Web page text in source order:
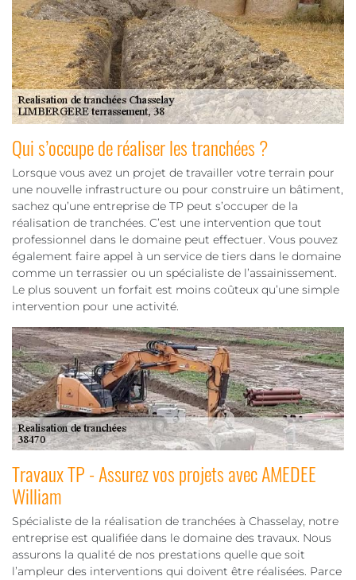
Qui s’occupe de réaliser les tranchées ?
Lorsque vous avez un projet de travailler votre terrain pour
une nouvelle infrastructure ou pour construire un bâtiment,
sachez qu’une entreprise de TP peut s’occuper de la
réalisation de tranchées. C’est une intervention que tout
professionnel dans le domaine peut effectuer. Vous pouvez
également faire appel à un service de tiers dans le domaine
comme un terrassier ou un spécialiste de l’assainissement.
Le plus souvent un forfait est moins coûteux qu’une simple
intervention pour une activité.
Travaux TP - Assurez vos projets avec AMEDEE
William
Spécialiste de la réalisation de tranchées à Chasselay, notre
entreprise est qualifiée dans le domaine des travaux. Nous
assurons la qualité de nos prestations quelle que soit
l’ampleur des interventions qui doivent être réalisées. Parce